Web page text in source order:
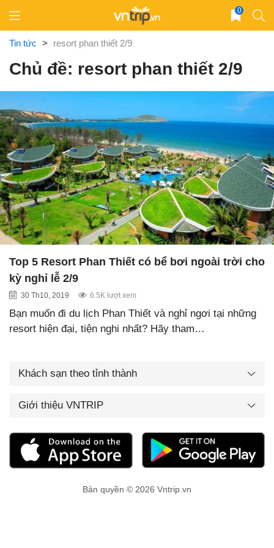
content
0
Tin tức > resort phan thiết 2/9
Chủ đề: resort phan thiết 2/9
Top 5 Resort Phan Thiết có bể bơi ngoài trời cho
kỳ nghỉ lễ 2/9
30 Th10, 2019 6.5K lượt xem
Bạn muốn đi du lịch Phan Thiết và nghỉ ngơi tại những
resort hiện đại, tiện nghi nhất? Hãy tham…
Khách sạn theo tỉnh thành
Giới thiệu VNTRIP
Bản quyền © 2026 Vntrip.vn